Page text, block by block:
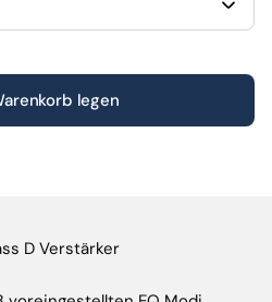
legen
D Verstärker